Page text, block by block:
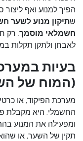
הפיך למנוע ואף
שתיקון מנוע לשער
חשמלאי מוסמך. רק
לאבחן ולתקן תקלות
בעיות
(המוח של
מערכת הפיקוד, או
החשמלי. היא מקבלת
ומפעילה את המנוע
תקין של השער, או